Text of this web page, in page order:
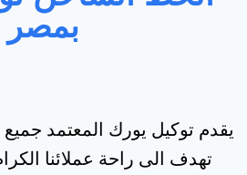
بمصر
يقدم توكيل يورك المعتمد
تهدف الى راحة عملائنا